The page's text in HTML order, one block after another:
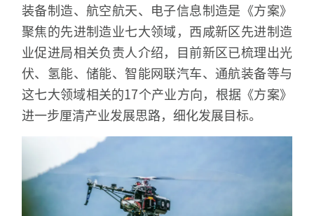
装备制造、航空航天、电子信息制造是《方案》
聚焦的先进制造业七大领域，西咸新区先进制造
业促进局相关负责人介绍，目前新区已梳理出光
伏、氢能、储能、智能网联汽车、通航装备等与
这七大领域相关的17个产业方向，根据《方案》
进一步厘清产业发展思路，细化发展目标。